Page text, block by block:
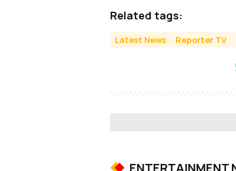
Related tags:
Latest News Reporter TV
ENTERTAINMENT